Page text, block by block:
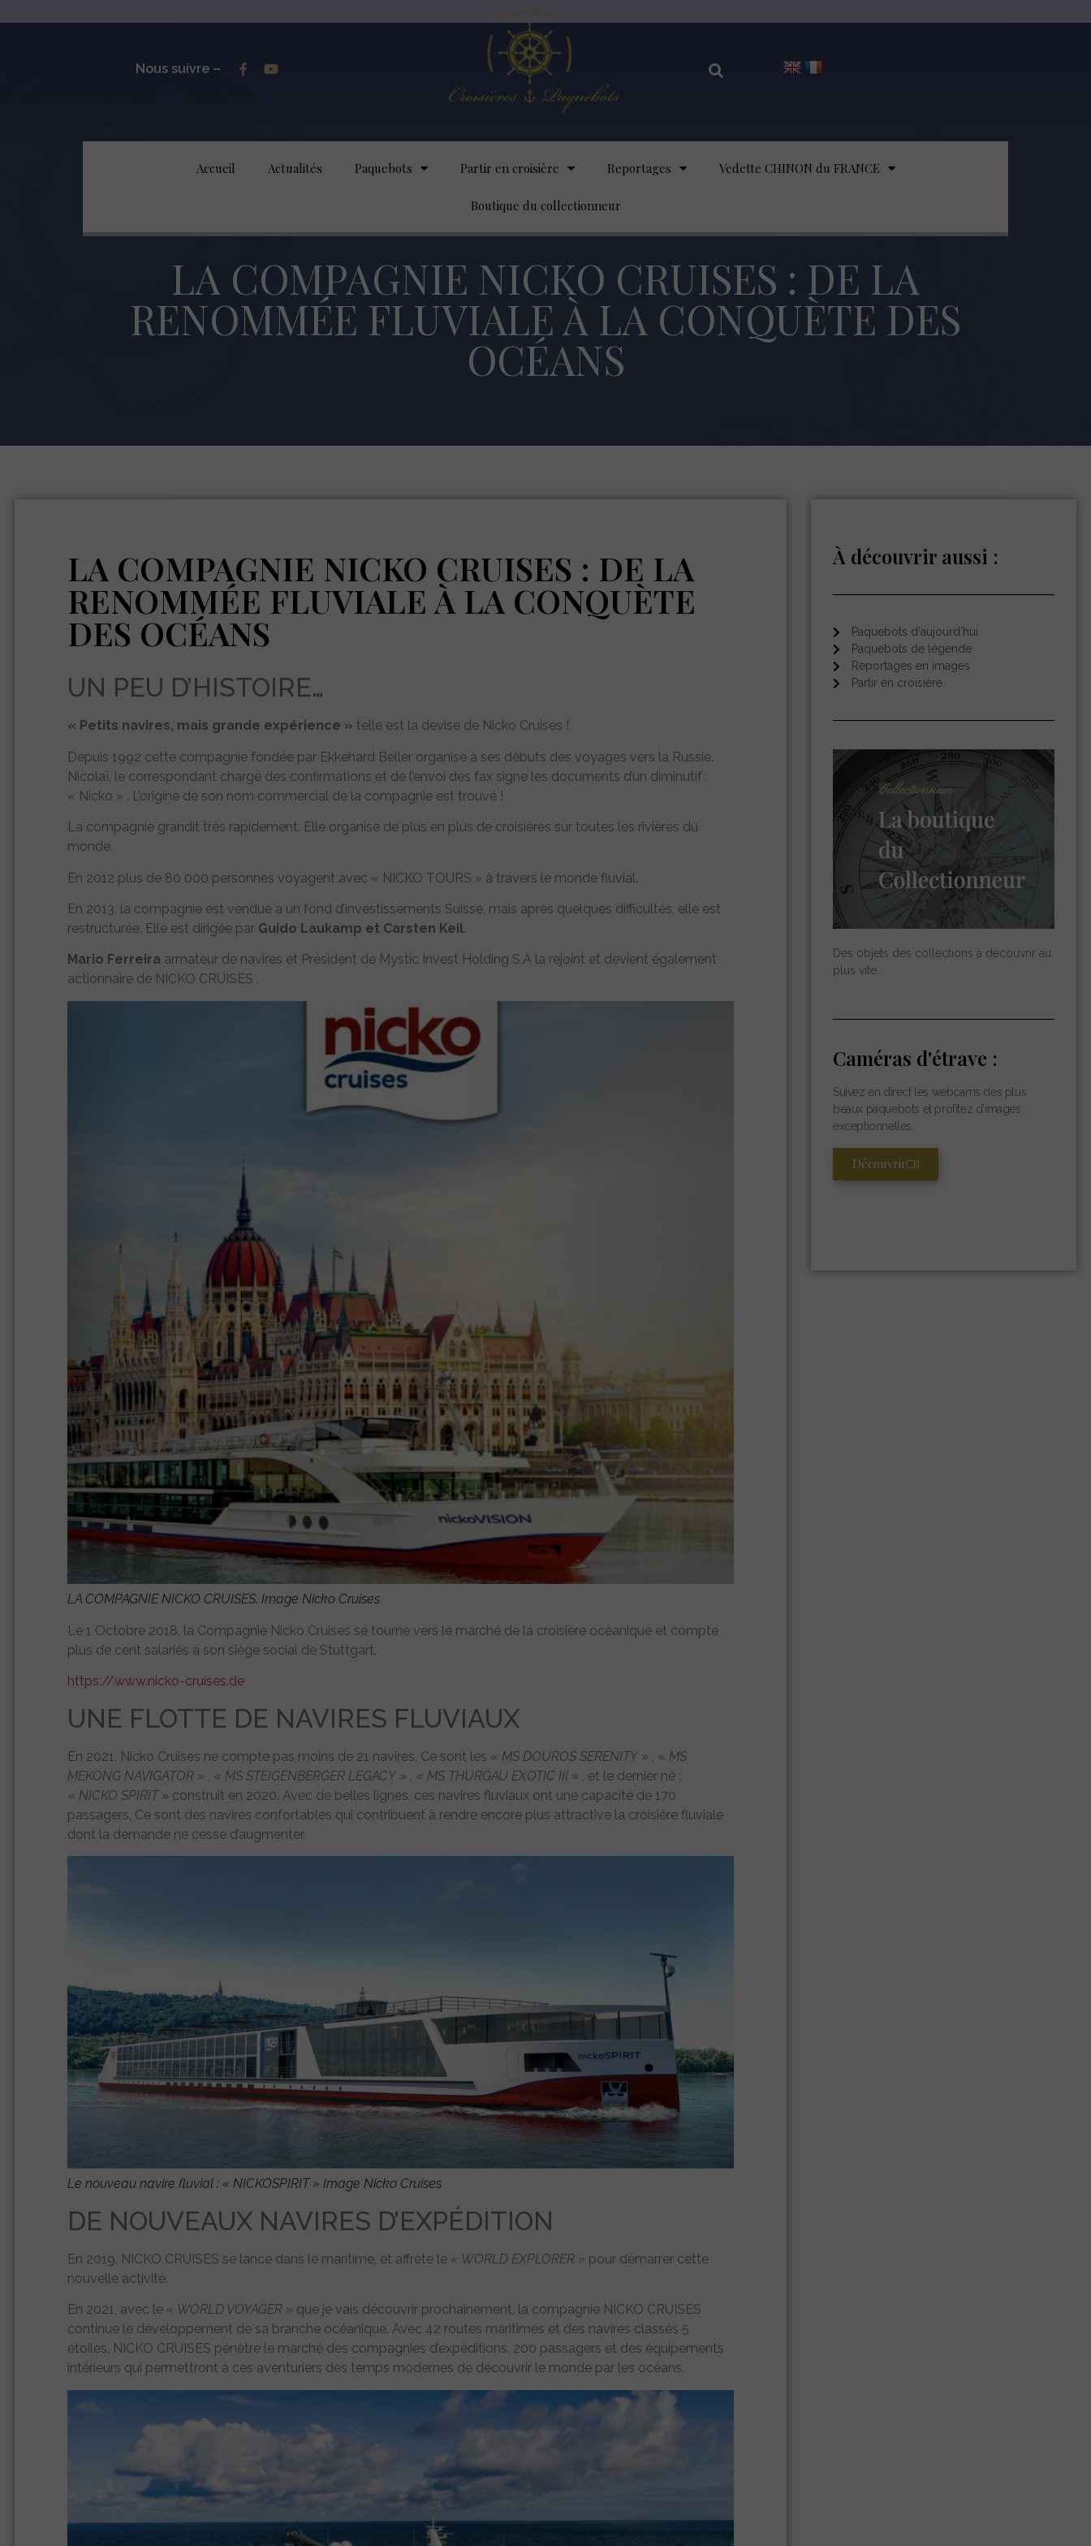
Nous suivre –
Accueil Actualités Paquebots Partir en croisière Reportages Vedette CHINON du FRANCE
Boutique du collectionneur
LA COMPAGNIE NICKO CRUISES : DE LA
RENOMMÉE FLUVIALE À LA CONQUÈTE DES
OCÉANS
LA COMPAGNIE NICKO CRUISES : DE LA
RENOMMÉE FLUVIALE À LA CONQUÈTE
DES OCÉANS
UN PEU D’HISTOIRE…
« Petits navires, mais grande expérience » telle est la devise de Nicko Cruises !
Depuis 1992 cette compagnie fondée par Ekkehard Beller organise à ses débuts des voyages vers la Russie.
Nicolaï, le correspondant chargé des confirmations et de l’envoi des fax signe les documents d’un diminutif :
« Nicko » . L’origine de son nom commercial de la compagnie est trouvé !
La compagnie grandit très rapidement. Elle organise de plus en plus de croisières sur toutes les rivières du
monde.
En 2012 plus de 80 000 personnes voyagent avec « NICKO TOURS » à travers le monde fluvial.
En 2013, la compagnie est vendue à un fond d’investissements Suisse, mais après quelques difficultés, elle est
restructurée. Elle est dirigée par Guido Laukamp et Carsten Keil.
Mario Ferreira armateur de navires et Président de Mystic Invest Holding S.A la rejoint et devient également
actionnaire de NICKO CRUISES .
LA COMPAGNIE NICKO CRUISES. Image Nicko Cruises
Le 1 Octobre 2018, la Compagnie Nicko Cruises se tourne vers le marché de la croisière océanique et compte
plus de cent salariés à son siège social de Stuttgart.
https://www.nicko-cruises.de
UNE FLOTTE DE NAVIRES FLUVIAUX
En 2021, Nicko Cruises ne compte pas moins de 21 navires. Ce sont les « MS DOUROS SERENITY » , « MS
MEKONG NAVIGATOR » , « MS STEIGENBERGER LEGACY » , « MS THURGAU EXOTIC III » , et le dernier né :
« NICKO SPIRIT» construit en 2020. Avec de belles lignes, ces navires fluviaux ont une capacité de 170
passagers. Ce sont des navires confortables qui contribuent à rendre encore plus attractive la croisière fluviale
dont la demande ne cesse d’augmenter.
Le nouveau navire fluvial : « NICKOSPIRIT » Image Nicko Cruises
DE NOUVEAUX NAVIRES D’EXPÉDITION
En 2019, NICKO CRUISES se lance dans le maritime, et affrète le « WORLD EXPLORER » pour démarrer cette
nouvelle activité.
En 2021, avec le « WORLD VOYAGER » que je vais découvrir prochainement, la compagnie NICKO CRUISES
continue le développement de sa branche océanique. Avec 42 routes maritimes et des navires classés 5
étoiles, NICKO CRUISES pénètre le marché des compagnies d’expéditions. 200 passagers et des équipements
intérieurs qui permettront à ces aventuriers des temps modernes de découvrir le monde par les océans.
À découvrir aussi :
Paquebots d'aujourd'hui
Paquebots de légende
Reportages en images
Partir en croisière
Des objets des collections à découvrir au
plus vite.
Caméras d'étrave :
Suivez en direct les webcams des plus
beaux paquebots et profitez d’images
exceptionnelles.
Découvrir